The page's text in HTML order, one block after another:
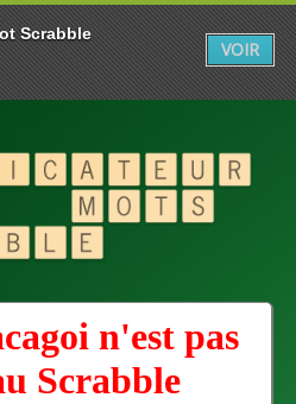
n'est pas
Scrabble
Scrabble
VOIR